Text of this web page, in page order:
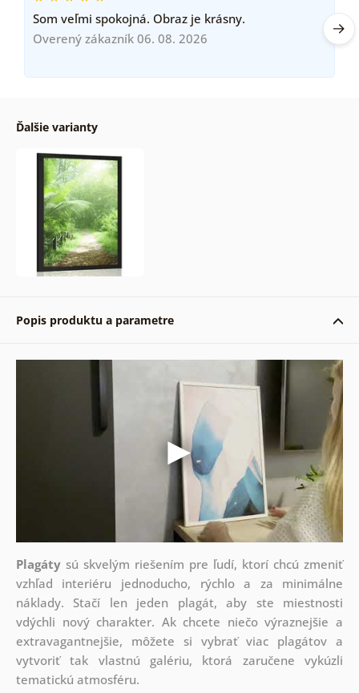
Som veľmi spokojná. Obraz je krásny.
Overený zákazník 06. 08. 2026
Ďalšie varianty
Popis produktu a parametre
Plagátysú skvelým riešením pre ľudí, ktorí chcú zmeniť
vzhľad interiéru jednoducho, rýchlo a za minimálne
náklady. Stačí len jeden plagát, aby ste miestnosti
vdýchli nový charakter. Ak chcete niečo výraznejšie a
extravagantnejšie, môžete si vybrať viac plagátov a
vytvoriť tak vlastnú galériu, ktorá zaručene vykúzli
tematickú atmosféru.